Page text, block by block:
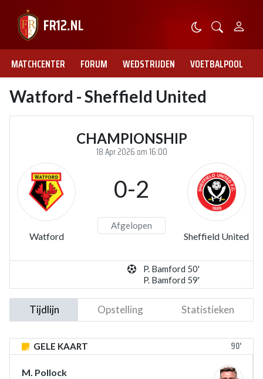
MATCHCENTER FORUM WEDSTRIJDEN VOETBALPOOL
Watford - Sheffield United
CHAMPIONSHIP
18 Apr 2026 om 16:00
Watford
0-2
Afgelopen
Sheffield United
P. Bamford 50'
P. Bamford 59'
Tijdlijn Opstelling Statistieken
GELE KAART 90'
M. Pollock